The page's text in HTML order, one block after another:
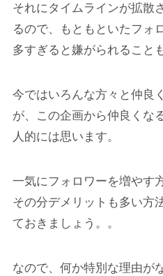
それにタイムラインが拡散
るので、もともといたフォ
多すぎると嫌がられること
今ではいろんな方々と仲良
が、この企画から仲良くな
人的には思います。
一気にフォロワーを増やす
その分デメリットも多い方
ておきましょう。。
なので、何か特別な理由が